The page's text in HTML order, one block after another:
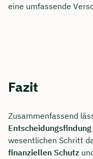
eine umfassende
Fazit
Zusammenfassend
wesentlichen Schritt
finanziellen Schutz